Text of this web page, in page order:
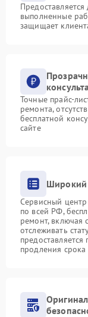
выполненные
защищает
Точные прайс-
ремонта,
бесплатной
сайте
Широкий
Сервисный центр
по всей РФ,
ремонт, включая
отслеживать
продления